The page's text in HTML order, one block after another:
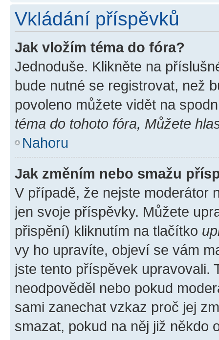
Vkládání příspěvků
Jak vložím téma do fóra?
Jednoduše. Klikněte na
bude nutné se registrovat, než
povoleno můžete vidět na
téma do tohoto fóra, Můžete
Nahoru
Jak změním nebo smažu
V případě, že nejste moderátor
jen svoje příspěvky. Můžete
přispění) kliknutím na tlačítko
vy ho upravíte, objeví se vám
jste tento příspěvek upravovali.
neodpověděl nebo pokud
sami zanechat vzkaz proč jej
smazat, pokud na něj již někdo